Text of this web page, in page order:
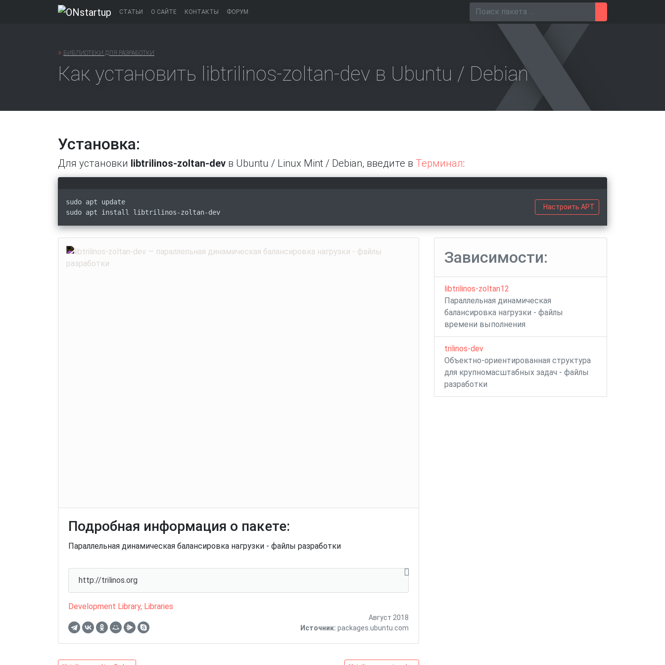
СТАТЬИ О САЙТЕ КОНТАКТЫ ФОРУМ
» БИБЛИОТЕКИ ДЛЯ РАЗРАБОТКИ
Как установить libtrilinos-zoltan-dev в Ubuntu / Debian
Установка:
Для установки libtrilinos-zoltan-dev в Ubuntu / Linux Mint / Debian, введите в Терминал:
sudo apt update
sudo apt install libtrilinos-zoltan-dev
Настроить APT
Подробная информация о пакете:
Параллельная динамическая балансировка нагрузки - файлы разработки
http://trilinos.org
Development Library, Libraries
Август 2018
Источник: packages.ubuntu.com
Зависимости:
libtrilinos-zoltan12
Параллельная динамическая
балансировка нагрузки - файлы
времени выполнения
trilinos-dev
Объектно-ориентированная структура
для крупномасштабных задач - файлы
разработки